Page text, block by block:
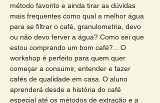
método favorito e ainda tirar as dúvidas
mais frequentes como qual a melhor água
para se filtrar o café, granulometria, devo
ou não devo ferver a água? Como sei que
estou comprando um bom café?... O
workshop é perfeito para quem quer
começar a consumir, entender e fazer
cafés de qualidade em casa. O aluno
aprenderá desde a história do café
especial até os métodos de extração e a